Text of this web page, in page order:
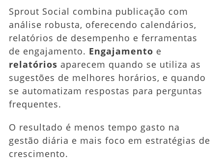
Sprout Social combina publicação com
análise robusta, oferecendo calendários,
relatórios de desempenho e ferramentas
de engajamento. Engajamento e
relatórios aparecem quando se utiliza as
sugestões de melhores horários, e quando
se automatizam respostas para perguntas
frequentes.
O resultado é menos tempo gasto na
gestão diária e mais foco em estratégias de
crescimento.